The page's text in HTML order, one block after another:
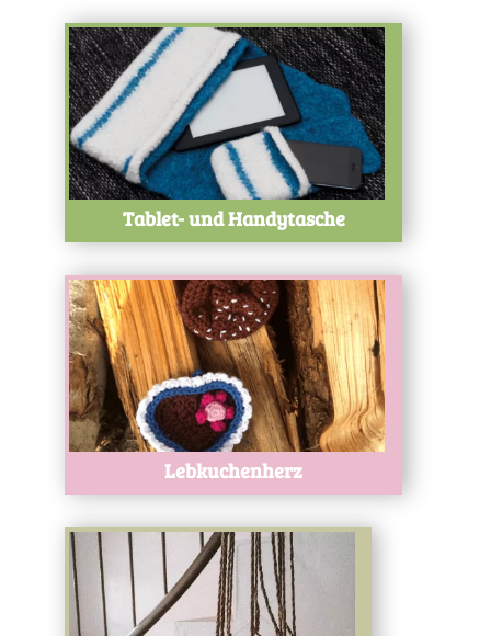
Test
Tablet- und Handytasche
Test
Lebkuchenherz
Test